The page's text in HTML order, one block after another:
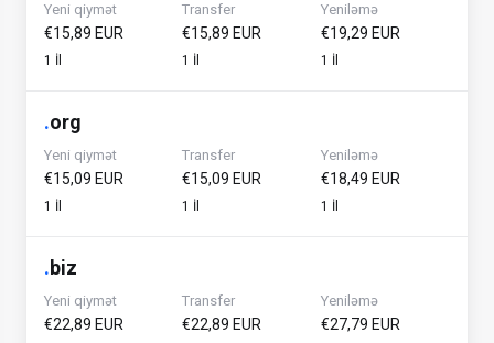
Yeni qiymət
€15,89 EUR
1 İl
Transfer
€15,89 EUR
1 İl
Yeniləmə
€19,29 EUR
1 İl
.org
Yeni qiymət
€15,09 EUR
1 İl
Transfer
€15,09 EUR
1 İl
Yeniləmə
€18,49 EUR
1 İl
.biz
Yeni qiymət
€22,89 EUR
Transfer
€22,89 EUR
Yeniləmə
€27,79 EUR